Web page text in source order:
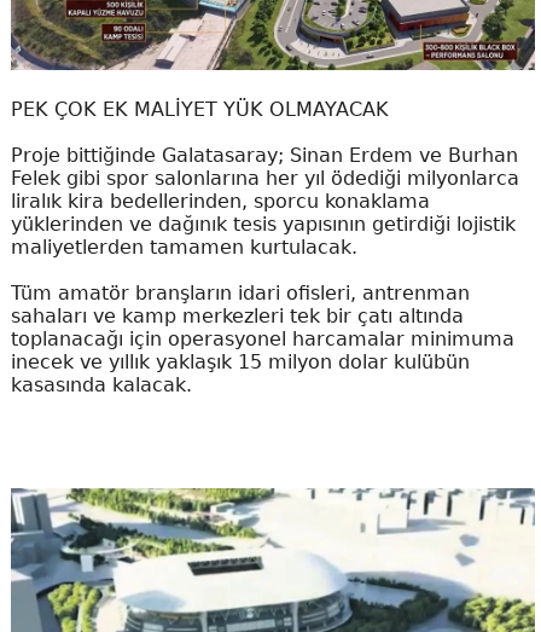
PEK ÇOK EK MALİYET YÜK OLMAYACAK
Proje bittiğinde Galatasaray; Sinan Erdem ve Burhan
Felek gibi spor salonlarına her yıl ödediği milyonlarca
liralık kira bedellerinden, sporcu konaklama
yüklerinden ve dağınık tesis yapısının getirdiği lojistik
maliyetlerden tamamen kurtulacak.
Tüm amatör branşların idari ofisleri, antrenman
sahaları ve kamp merkezleri tek bir çatı altında
toplanacağı için operasyonel harcamalar minimuma
inecek ve yıllık yaklaşık 15 milyon dolar kulübün
kasasında kalacak.